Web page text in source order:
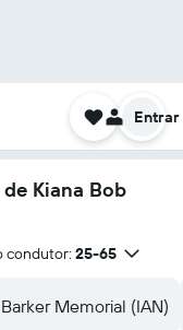
Entrar
Kiana Bob
condutor: 25-65
Memorial (IAN)